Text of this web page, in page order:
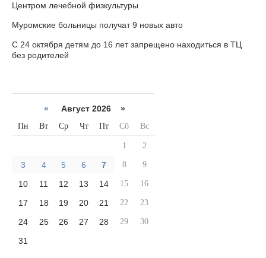
Центром лечебной физкультуры
Муромские больницы получат 9 новых авто
С 24 октября детям до 16 лет запрещено находиться в ТЦ
без родителей
« Август 2026 »
Пн Вт Ср Чт Пт Сб Вс
1 2
3 4 5 6 7 8 9
10 11 12 13 14 15 16
17 18 19 20 21 22 23
24 25 26 27 28 29 30
31